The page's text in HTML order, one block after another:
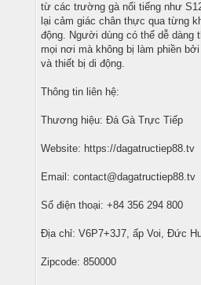
từ các trường gà nổi tiếng như
lại cảm giác chân thực qua từng
động. Người dùng có thể dễ dàng
mọi nơi mà không bị làm phiền
và thiết bị di động.
Thông tin liên hệ:
Thương hiệu: Đá Gà Trực Tiếp
Website: https://dagatructiep88.tv
Email: contact@dagatructiep88.tv
Số điện thoại: +84 356 294 800
Địa chỉ: V6P7+3J7, ấp Voi, Đức
Zipcode: 850000